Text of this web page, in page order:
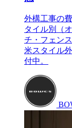
外構工事の
タイル別（
チ・フェン
米スタイル
付中。